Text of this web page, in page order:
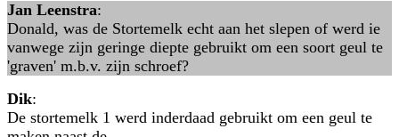
Jan Leenstra:
Donald, was de Stortemelk echt aan het slepen of werd ie
vanwege zijn geringe diepte gebruikt om een soort geul te
'graven' m.b.v. zijn schroef?
Dik:
De stortemelk 1 werd inderdaad gebruikt om een geul te